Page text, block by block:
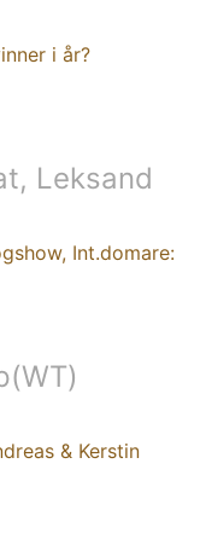
i år?
Leksand
Int.domare:
& Kerstin